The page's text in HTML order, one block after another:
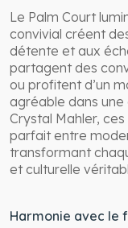
Le Palm Court
convivial créent
détente et aux
partagent des
ou profitent d’un
agréable dans
Crystal Mahler,
parfait entre
transformant
et culturelle
Harmonie avec le